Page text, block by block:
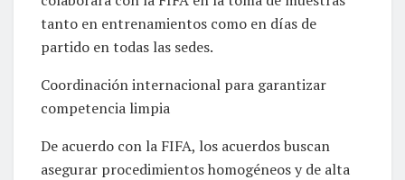
tanto en entrenamientos como en días de
partido en todas las sedes.
Coordinación internacional para garantizar
competencia limpia
De acuerdo con la FIFA, los acuerdos buscan
asegurar procedimientos homogéneos y de alta